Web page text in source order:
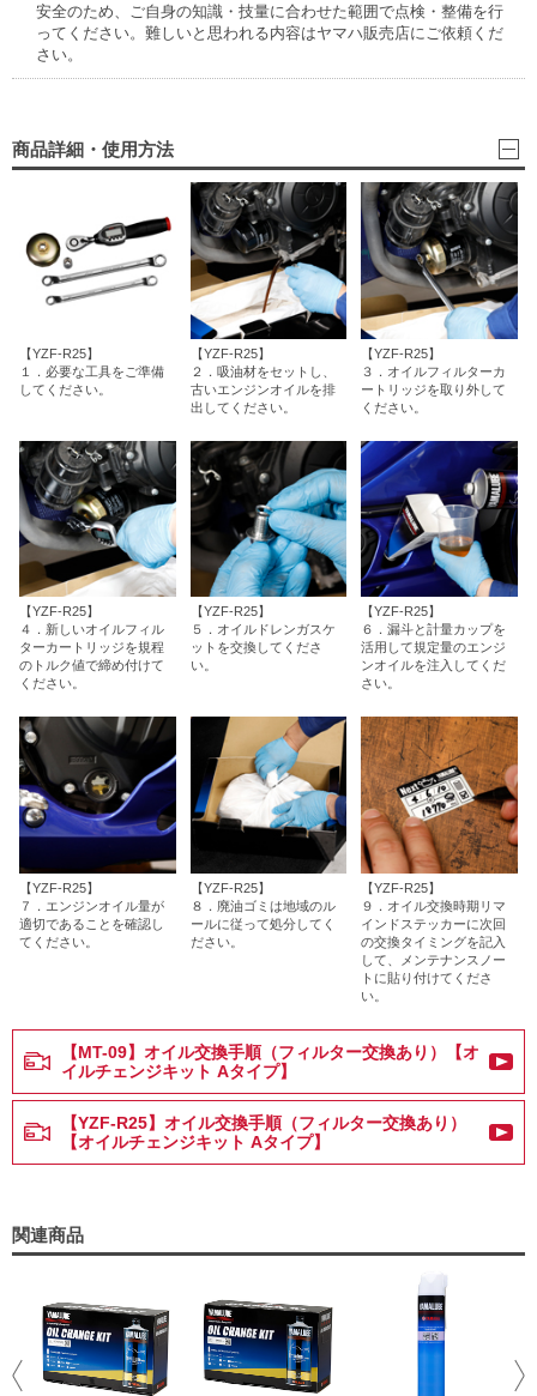
安全のため、ご自身の知識・技量に合わせた範囲で点検・整備を行
ってください。難しいと思われる内容はヤマハ販売店にご依頼くだ
さい。
商品詳細・使用方法
【YZF-R25】
１．必要な工具をご準備
してください。
【YZF-R25】
２．吸油材をセットし、
古いエンジンオイルを排
出してください。
【YZF-R25】
３．オイルフィルターカ
ートリッジを取り外して
ください。
【YZF-R25】
４．新しいオイルフィル
ターカートリッジを規程
のトルク値で締め付けて
ください。
【YZF-R25】
５．オイルドレンガスケ
ットを交換してくださ
い。
【YZF-R25】
６．漏斗と計量カップを
活用して規定量のエンジ
ンオイルを注入してくだ
さい。
【YZF-R25】
７．エンジンオイル量が
適切であることを確認し
てください。
【YZF-R25】
８．廃油ゴミは地域のル
ールに従って処分してく
ださい。
【YZF-R25】
９．オイル交換時期リマ
インドステッカーに次回
の交換タイミングを記入
して、メンテナンスノー
トに貼り付けてくださ
い。
【MT-09】オイル交換手順（フィルター交換あり）【オ
イルチェンジキット Aタイプ】
【YZF-R25】オイル交換手順（フィルター交換あり）
【オイルチェンジキット Aタイプ】
関連商品